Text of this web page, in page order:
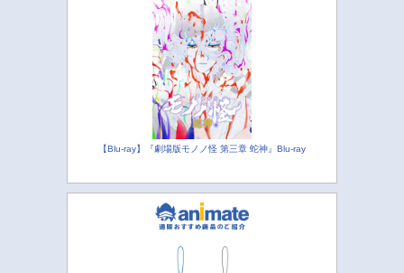
【Blu-ray】『劇場版モノノ怪 第三章 蛇神』Blu-ray